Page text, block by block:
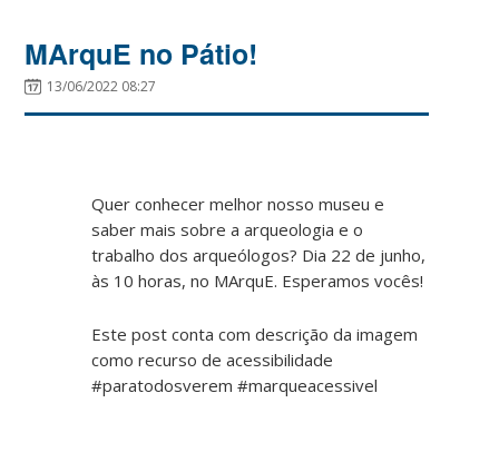
MArquE no Pátio!
13/06/2022 08:27
Quer conhecer melhor nosso museu e
saber mais sobre a arqueologia e o
trabalho dos arqueólogos? Dia 22 de junho,
às 10 horas, no MArquE. Esperamos vocês!
Este post conta com descrição da imagem
como recurso de acessibilidade
#paratodosverem #marqueacessivel